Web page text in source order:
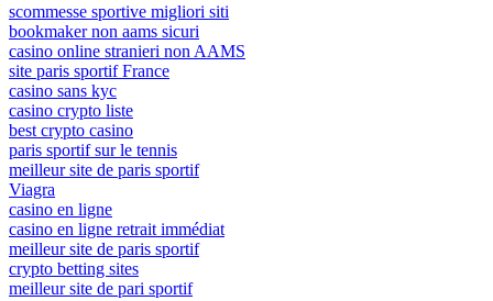
scommesse sportive migliori siti
bookmaker non aams sicuri
casino online stranieri non AAMS
site paris sportif France
casino sans kyc
casino crypto liste
best crypto casino
paris sportif sur le tennis
meilleur site de paris sportif
Viagra
casino en ligne
casino en ligne retrait immédiat
meilleur site de paris sportif
crypto betting sites
meilleur site de pari sportif